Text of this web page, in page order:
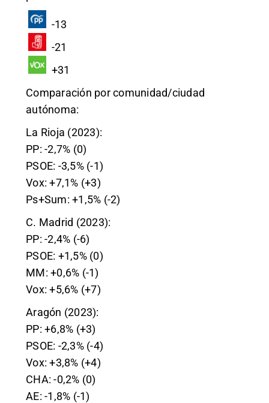
-13
-21
+31
Comparación por comunidad/ciudad
autónoma:
La Rioja (2023):
PP: -2,7% (0)
PSOE: -3,5% (-1)
Vox: +7,1% (+3)
Ps+Sum: +1,5% (-2)
C. Madrid (2023):
PP: -2,4% (-6)
PSOE: +1,5% (0)
MM: +0,6% (-1)
Vox: +5,6% (+7)
Aragón (2023):
PP: +6,8% (+3)
PSOE: -2,3% (-4)
Vox: +3,8% (+4)
CHA: -0,2% (0)
AE: -1,8% (-1)